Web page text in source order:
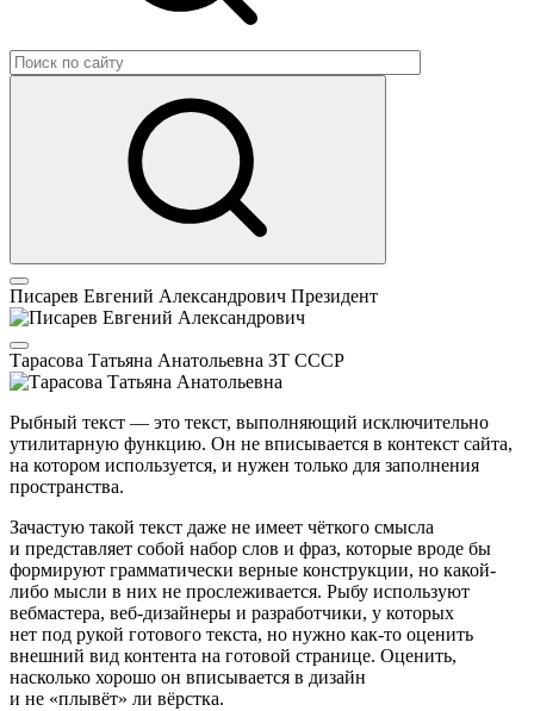
Писарев Евгений Александрович Президент
Тарасова Татьяна Анатольевна ЗТ СССР
Рыбный текст — это текст, выполняющий исключительно
утилитарную функцию. Он не вписывается в контекст сайта,
на котором используется, и нужен только для заполнения
пространства.
Зачастую такой текст даже не имеет чёткого смысла
и представляет собой набор слов и фраз, которые вроде бы
формируют грамматически верные конструкции, но какой-
либо мысли в них не прослеживается. Рыбу используют
вебмастера, веб-дизайнеры и разработчики, у которых
нет под рукой готового текста, но нужно как-то оценить
внешний вид контента на готовой странице. Оценить,
насколько хорошо он вписывается в дизайн
и не «плывёт» ли вёрстка.